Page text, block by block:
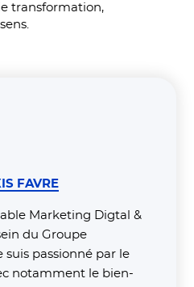
transformation,
FAVRE
Marketing Digtal &
du Groupe
suis passionné par le
notamment le bien-